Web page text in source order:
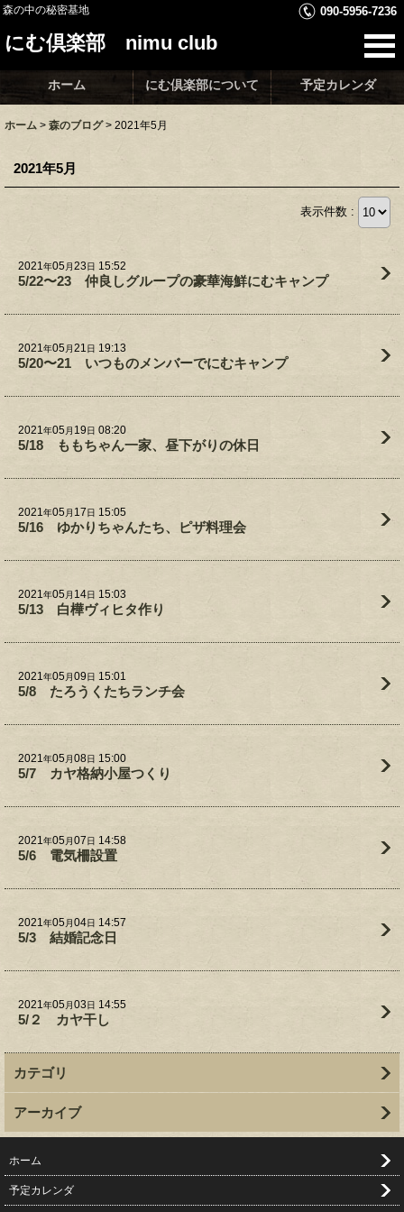
森の中の秘密基地 090-5956-7236
にむ倶楽部 nimu club
ホーム にむ倶楽部について 予定カレンダ
ホーム > 森のブログ > 2021年5月
2021年5月
表示件数 :
2021年05月23日 15:52
5/22〜23 仲良しグループの豪華海鮮にむキャンプ
2021年05 月21日 19:13
5/20〜21 いつものメンバーでにむキャンプ
2021年05月 19日 08:20
5/18 ももちゃん一家、昼下がりの休日
2021年05月 17日 15:05
5/16 ゆかりちゃんたち、ピザ料理会
2021年05月 14日 15:03
5/13 白樺ヴィヒタ作り
2021年05 月09日 15:01
5/8 たろうくたちランチ会
2021年05月08日 15:00
5/7 カヤ格納小屋つくり
2021年05月07日 14:58
5/6 電気柵設置
2021年05月04日 14:57
5/3 結婚記念日
2021年05月03日 14:55
5/２ カヤ干し
カテゴリ
アーカイブ
ホーム
予定カレンダ